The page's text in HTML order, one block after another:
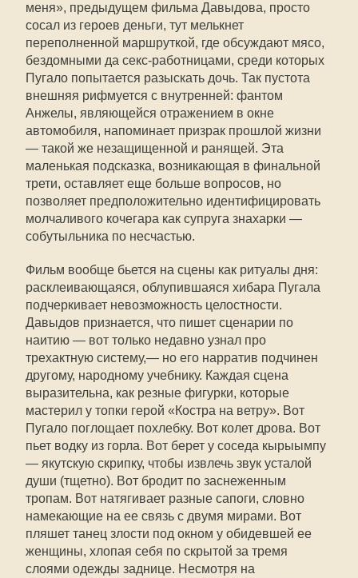
меня», предыдущем фильма Давыдова, просто
сосал из героев деньги, тут мелькнет
переполненной маршруткой, где обсуждают мясо,
бездомными да секс-работницами, среди которых
Пугало попытается разыскать дочь. Так пустота
внешняя рифмуется с внутренней: фантом
Анжелы, являющейся отражением в окне
автомобиля, напоминает призрак прошлой жизни
— такой же незащищенной и ранящей. Эта
маленькая подсказка, возникающая в финальной
трети, оставляет еще больше вопросов, но
позволяет предположительно идентифицировать
молчаливого кочегара как супруга знахарки —
собутыльника по несчастью.
Фильм вообще бьется на сцены как ритуалы дня:
расклеивающаяся, облупившаяся хибара Пугала
подчеркивает невозможность целостности.
Давыдов признается, что пишет сценарии по
наитию — вот только недавно узнал про
трехактную систему,— но его нарратив подчинен
другому, народному учебнику. Каждая сцена
выразительна, как резные фигурки, которые
мастерил у топки герой «Костра на ветру». Вот
Пугало поглощает похлебку. Вот колет дрова. Вот
пьет водку из горла. Вот берет у соседа кырыымпу
— якутскую скрипку, чтобы извлечь звук усталой
души (тщетно). Вот бродит по заснеженным
тропам. Вот натягивает разные сапоги, словно
намекающие на ее связь с двумя мирами. Вот
пляшет танец злости под окном у обидевшей ее
женщины, хлопая себя по скрытой за тремя
слоями одежды заднице. Несмотря на